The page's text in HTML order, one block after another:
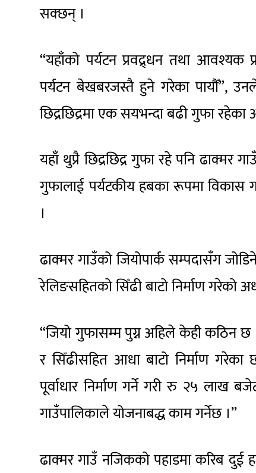
सक्छन् ।
“यहाँको पर्यटन प्रवद्र्धन तथा आवश्यक
पर्यटन बेखबरजस्तै हुने गरेका पायौँ”,
छिद्रछिद्रमा एक सयभन्दा बढी गुफा
यहाँ थुप्रै छिद्रछिद्र गुफा रहे पनि
गुफालाई पर्यटकीय हबका रूपमा विकास
।
ढाक्मर गाउँको जियोपार्क सम्पदासँग
रेलिङसहितको सिँढी बाटो निर्माण गरेको
“जियो गुफासम्म पुग्न अहिले केही कठिन
र सिँढीसहित आधा बाटो निर्माण
पूर्वाधार निर्माण गर्ने गरी रु २५ लाख
गाउँपालिकाले योजनाबद्ध काम गर्नेछ ।”
ढाक्मर गाउँ नजिकको पहाडमा करिब दुई